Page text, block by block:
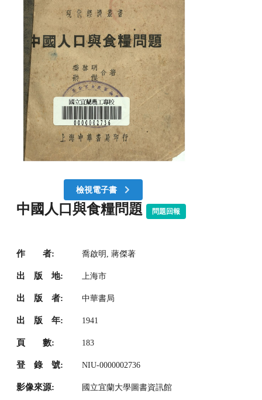
檢視電子書
中國人口與食糧問題 問題回報
作 者: 喬啟明, 蔣傑著
出 版 地: 上海市
出 版 者: 中華書局
出 版 年: 1941
頁 數: 183
登 錄 號: NIU-0000002736
影像來源: 國立宜蘭大學圖書資訊館